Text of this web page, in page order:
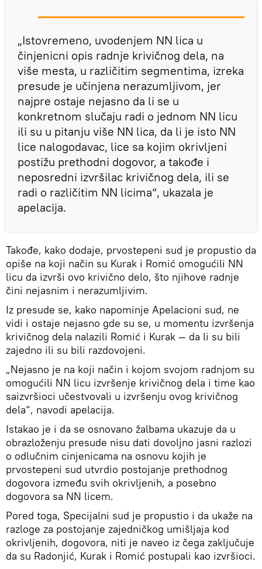
„Istovremeno, uvodenjem NN lica u
činjenicni opis radnje krivičnog dela, na
više mesta, u različitim segmentima, izreka
presude je učinjena nerazumljivom, jer
najpre ostaje nejasno da li se u
konkretnom slučaju radi o jednom NN licu
ili su u pitanju više NN lica, da li je isto NN
lice nalogodavac, lice sa kojim okrivljeni
postižu prethodni dogovor, a takođe i
neposredni izvršilac krivičnog dela, ili se
radi o različitim NN licima“, ukazala je
apelacija.
Takođe, kako dodaje, prvostepeni sud je propustio da
opiše na koji način su Kurak i Romić omogućili NN
licu da izvrši ovo krivično delo, što njihove radnje
čini nejasnim i nerazumljivim.
Iz presude se, kako napominje Apelacioni sud, ne
vidi i ostaje nejasno gde su se, u momentu izvršenja
krivičnog dela nalazili Romić i Kurak — da li su bili
zajedno ili su bili razdovojeni.
„Nejasno je na koji način i kojom svojom radnjom su
omogućili NN licu izvršenje krivičnog dela i time kao
saizvršioci učestvovali u izvršenju ovog krivičnog
dela“, navodi apelacija.
Istakao je i da se osnovano žalbama ukazuje da u
obrazloženju presude nisu dati dovoljno jasni razlozi
o odlučnim cinjenicama na osnovu kojih je
prvostepeni sud utvrdio postojanje prethodnog
dogovora između svih okrivljenih, a posebno
dogovora sa NN licem.
Pored toga, Specijalni sud je propustio i da ukaže na
razloge za postojanje zajedničkog umišljaja kod
okrivljenih, dogovora, niti je naveo iz čega zaključuje
da su Radonjić, Kurak i Romić postupali kao izvršioci.